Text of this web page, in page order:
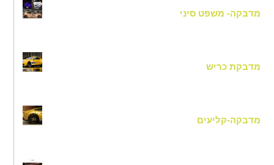
מדבקה- משפט סיני
מדבקת כריש
מדבקה-קליעים